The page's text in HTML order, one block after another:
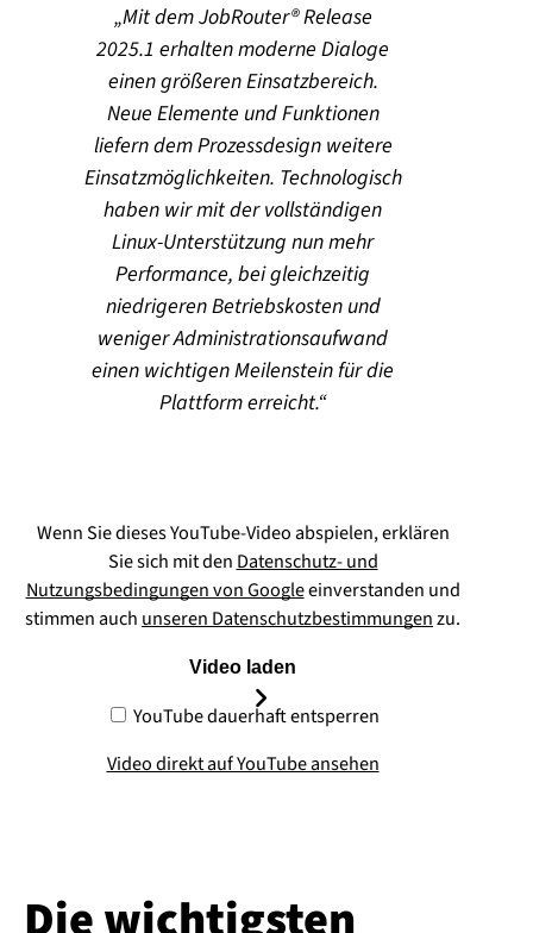
Mit dem JobRouter® Release
2025.1 erhalten moderne Dialoge
einen größeren Einsatzbereich.
Neue Elemente und Funktionen
liefern dem Prozessdesign weitere
Einsatzmöglichkeiten. Technologisch
haben wir mit der vollständigen
Linux-Unterstützung nun mehr
Performance, bei gleichzeitig
niedrigeren Betriebskosten und
weniger Administrationsaufwand
einen wichtigen Meilenstein für die
Plattform erreicht.
Wenn Sie dieses YouTube-Video abspielen, erklären
Sie sich mit den Datenschutz- und
Nutzungsbedingungen von Googleeinverstanden und
stimmen auch unseren Datenschutzbestimmungenzu.
Video laden
YouTube dauerhaft entsperren
Video direkt auf YouTube ansehen